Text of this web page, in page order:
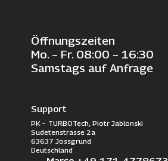
Öffnungszeiten
Mo. – Fr. 08:00 – 16:30
Samstags auf Anfrage
Support
PK – TURBOTech, Piotr Jablonski
Sudetenstrasse 2a
63637 Jossgrund
Deutschland